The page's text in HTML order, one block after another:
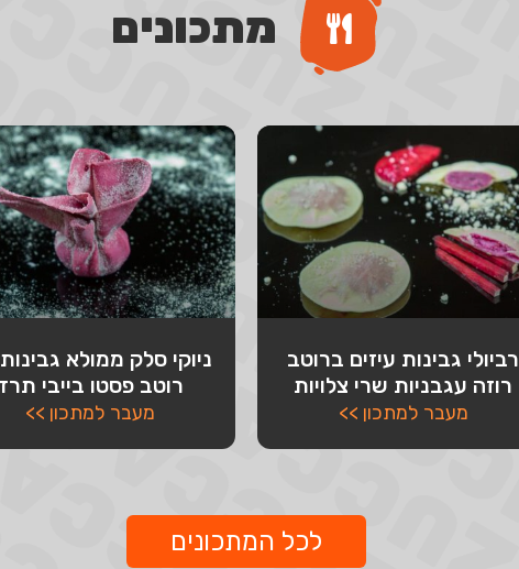
מתכונים
רביולי גבינות עיזים ברוטב
רוזה עגבניות שרי צלויות
מעבר למתכון >>
ניוקי סלק ממולא
רוטב פסטו בייבי
מעבר למתכון >>
לכל המתכונים